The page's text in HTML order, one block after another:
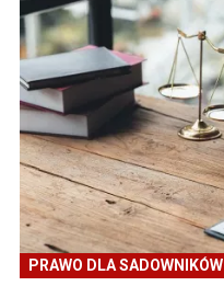
PRAWO DLA SADOWNIKÓW